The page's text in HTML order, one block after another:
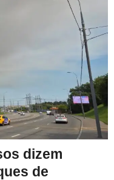
dizem
de